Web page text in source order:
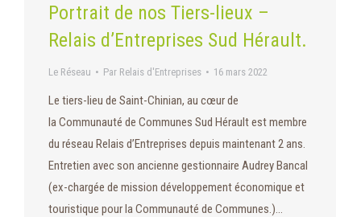
Portrait de nos Tiers-lieux –
Relais d’Entreprises Sud Hérault.
Le Réseau Par Relais d'Entreprises 16 mars 2022
Le tiers-lieu de Saint-Chinian, au cœur de
la Communauté de Communes Sud Hérault est membre
du réseau Relais d’Entreprises depuis maintenant 2 ans.
Entretien avec son ancienne gestionnaire Audrey Bancal
(ex-chargée de mission développement économique et
touristique pour la Communauté de Communes.)…